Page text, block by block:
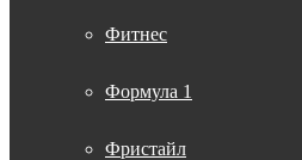
Фитнес
Формула 1
Фристайл